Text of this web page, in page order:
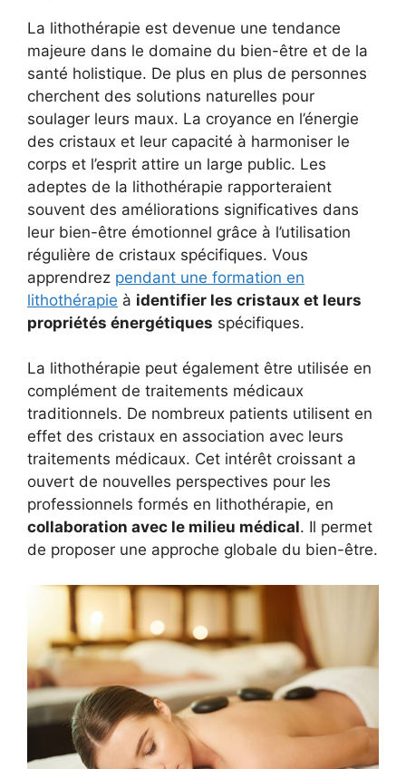
La lithothérapie est devenue une tendance
majeure dans le domaine du bien-être et de la
santé holistique. De plus en plus de personnes
cherchent des solutions naturelles pour
soulager leurs maux. La croyance en l’énergie
des cristaux et leur capacité à harmoniser le
corps et l’esprit attire un large public. Les
adeptes de la lithothérapie rapporteraient
souvent des améliorations significatives dans
leur bien-être émotionnel grâce à l’utilisation
régulière de cristaux spécifiques. Vous
apprendrez pendant une formation en
lithothérapie à identifier les cristaux et leurs
propriétés énergétiques spécifiques.
La lithothérapie peut également être utilisée en
complément de traitements médicaux
traditionnels. De nombreux patients utilisent en
effet des cristaux en association avec leurs
traitements médicaux. Cet intérêt croissant a
ouvert de nouvelles perspectives pour les
professionnels formés en lithothérapie, en
collaboration avec le milieu médical. Il permet
de proposer une approche globale du bien-être.